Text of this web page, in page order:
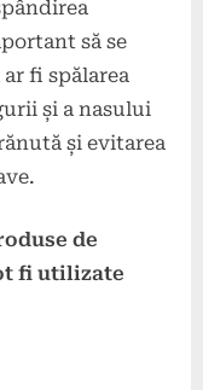
să se
fi spălarea
și a nasului
și evitarea
de
fi utilizate